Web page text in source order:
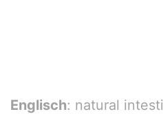
Englisch: natural